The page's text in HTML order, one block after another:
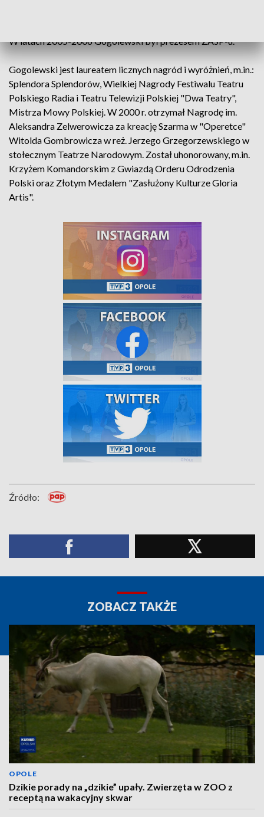
W latach 2005-2006 Gogolewski był prezesem ZASP-u.
Gogolewski jest laureatem licznych nagród i wyróżnień, m.in.:
Splendora Splendorów, Wielkiej Nagrody Festiwalu Teatru
Polskiego Radia i Teatru Telewizji Polskiej "Dwa Teatry",
Mistrza Mowy Polskiej. W 2000 r. otrzymał Nagrodę im.
Aleksandra Zelwerowicza za kreację Szarma w "Operetce"
Witolda Gombrowicza w reż. Jerzego Grzegorzewskiego w
stołecznym Teatrze Narodowym. Został uhonorowany, m.in.
Krzyżem Komandorskim z Gwiazdą Orderu Odrodzenia
Polski oraz Złotym Medalem "Zasłużony Kulturze Gloria
Artis".
Źródło:
ZOBACZ TAKŻE
OPOLE
Dzikie porady na „dzikie” upały. Zwierzęta w ZOO z
receptą na wakacyjny skwar